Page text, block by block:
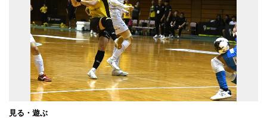
見る・遊ぶ